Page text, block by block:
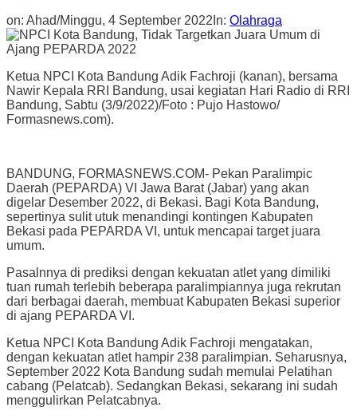
on: Ahad/Minggu, 4 September 2022 In: Olahraga
Ketua NPCI Kota Bandung Adik Fachroji (kanan), bersama
Nawir Kepala RRI Bandung, usai kegiatan Hari Radio di RRI
Bandung, Sabtu (3/9/2022)/Foto : Pujo Hastowo/
Formasnews.com).
BANDUNG, FORMASNEWS.COM- Pekan Paralimpic
Daerah (PEPARDA) VI Jawa Barat (Jabar) yang akan
digelar Desember 2022, di Bekasi. Bagi Kota Bandung,
sepertinya sulit utuk menandingi kontingen Kabupaten
Bekasi pada PEPARDA VI, untuk mencapai target juara
umum.
Pasalnnya di prediksi dengan kekuatan atlet yang dimiliki
tuan rumah terlebih beberapa paralimpiannya juga rekrutan
dari berbagai daerah, membuat Kabupaten Bekasi superior
di ajang PEPARDA VI.
Ketua NPCI Kota Bandung Adik Fachroji mengatakan,
dengan kekuatan atlet hampir 238 paralimpian. Seharusnya,
September 2022 Kota Bandung sudah memulai Pelatihan
cabang (Pelatcab). Sedangkan Bekasi, sekarang ini sudah
menggulirkan Pelatcabnya.